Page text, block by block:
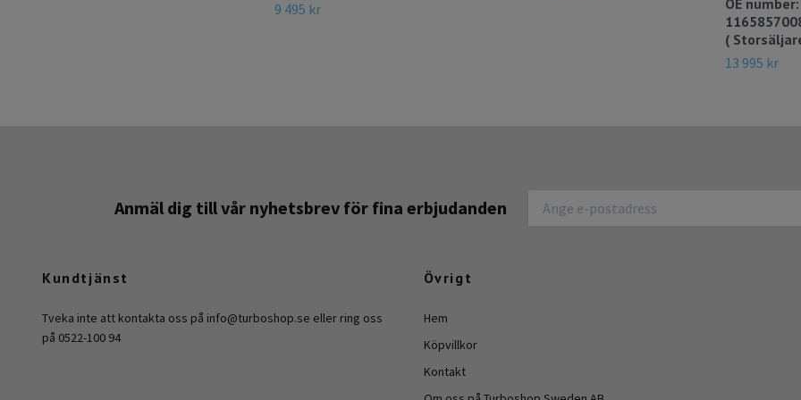
9 495 kr
OE
(
13 995 kr
Anmäl dig till vår nyhetsbrev för fina erbjudanden
Kundtjänst
Tveka inte att kontakta oss på info@turboshop.se eller ring oss
på 0522-100 94
Övrigt
Hem
Köpvillkor
Kontakt